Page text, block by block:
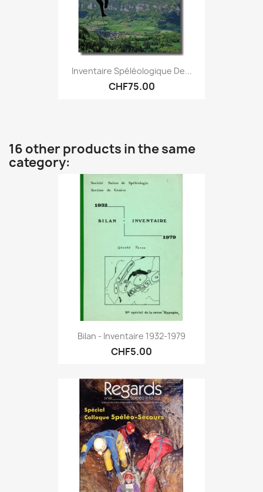
Inventaire Spéléologique De...
CHF75.00
16 other products in the same
category:
Bilan - Inventaire 1932-1979
CHF5.00